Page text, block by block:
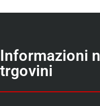
Informazioni
trgovini